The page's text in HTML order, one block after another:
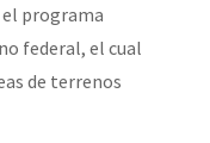
programa
federal, el cual
de terrenos